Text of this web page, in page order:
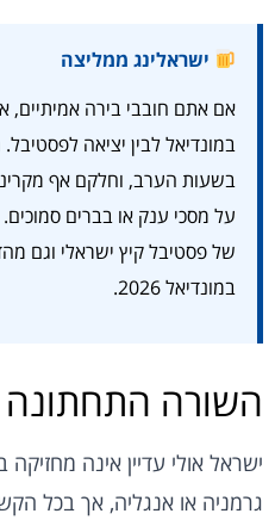
ישראלינג ממליצה
אם אתם חובבי בירה אמיתיים,
במונדיאל לבין יציאה
בשעות הערב, וחלקם אף
על מסכי ענק או בברים
של פסטיבל קיץ ישראלי וגם
במונדיאל 2026.
השורה התחתונה
ישראל אולי עדיין אינה
גרמניה או אנגליה, אך בכל